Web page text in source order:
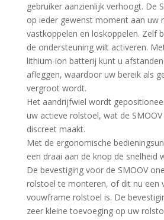
gebruiker aanzienlijk verhoogt. De
op ieder gewenst moment aan uw
vastkoppelen en loskoppelen. Zelf
de ondersteuning wilt activeren.
lithium-ion batterij kunt u
afleggen, waardoor uw bereik als
vergroot wordt.
Het aandrijfwiel wordt
uw actieve rolstoel, wat de SMOOV
discreet maakt.
Met de ergonomische
een draai aan de knop de snelheid
De bevestiging voor de SMOOV
rolstoel te monteren, of dit nu een
vouwframe rolstoel is. De
zeer kleine toevoeging op uw